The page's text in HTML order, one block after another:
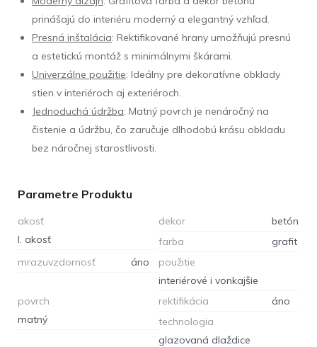
prinášajú do interiéru moderný a elegantný vzhľad.
Presná inštalácia: Rektifikované hrany umožňujú presnú
a estetickú montáž s minimálnymi škárami.
Univerzálne použitie: Ideálny pre dekoratívne obklady
stien v interiéroch aj exteriéroch.
Jednoduchá údržba: Matný povrch je nenáročný na
čistenie a údržbu, čo zaručuje dlhodobú krásu obkladu
bez náročnej starostlivosti.
Parametre Produktu
akosť
I. akosť
dekor
betón
farba
grafit
mrazuvzdornosť
áno
použitie
interiérové i vonkajšie
povrch
matný
rektifikácia
áno
technologia
glazovaná dlaždice